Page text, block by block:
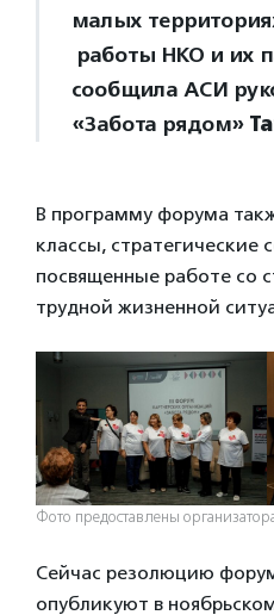
малых
работы НКО и их
сообщила АСИ
«Забота рядом»
В программу форума
классы, стратегические
посвященные работе со
трудной жизненной
Фото предоставлены
Сейчас резолюцию
опубликуют в